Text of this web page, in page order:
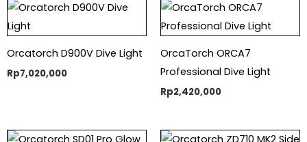
Orcatorch D900V Dive Light
Rp7,020,000
OrcaTorch ORCA7
Professional Dive Light
Rp2,420,000